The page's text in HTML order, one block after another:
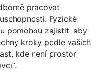
pracovat
Fyzické
pomohou zajistit, aby
kroky podle vašich
kde není prostor